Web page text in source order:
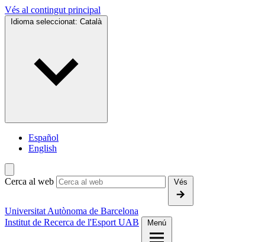
Vés al contingut principal
Idioma seleccionat: Català
Español
English
Cerca al web Vés
Universitat Autònoma de Barcelona
Institut de Recerca de l'Esport UAB
Menú